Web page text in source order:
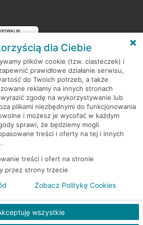
Polska S.A. Wszelkie prawa zastrzeżone
dla Ciebie
plików cookie (tzw. ciasteczek) i
prawidłowe działanie serwisu,
do Twoich potrzeb, a także
reklamy na innych stronach
zgodę na wykorzystywanie lub
plikami niezbędnymi do funkcjonowania
i możesz je wycofać w każdym
sprawi, że będziemy mogli
treści i oferty na tej i innych
treści i ofert na stronie
przez strony trzecie
wszystkie
Zobacz Politykę Cookies